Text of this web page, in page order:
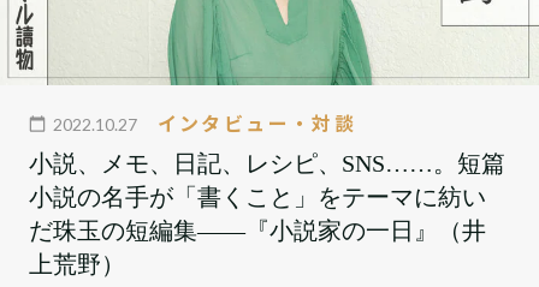
2022.10.27 インタビュー・対談
小説、メモ、日記、レシピ、SNS……。短篇
小説の名手が「書くこと」をテーマに紡い
だ珠玉の短編集――『小説家の一日』（井
上荒野）